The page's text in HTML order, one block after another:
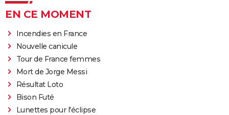
EN CE MOMENT
Incendies en France
Nouvelle canicule
Tour de France femmes
Mort de Jorge Messi
Résultat Loto
Bison Futé
Lunettes pour l'éclipse